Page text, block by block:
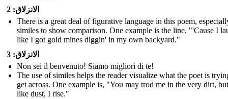
الانزلاق: 2
There is a great deal of figurative language in this poem,
similes to show comparison. One example is the line, "'Cause I
like I got gold mines diggin' in my own backyard."
الانزلاق: 3
Non sei il benvenuto! Siamo migliori di te!
The use of similes helps the reader visualize what the poet is
get across. One example is, "You may trod me in the very dirt,
like dust, I rise."